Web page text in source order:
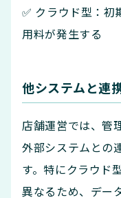
✅ クラウド型：初
用料が発生する
他システムと連
店舗運営では、管
外部システムとの
す。特にクラウド
異なるため、デー